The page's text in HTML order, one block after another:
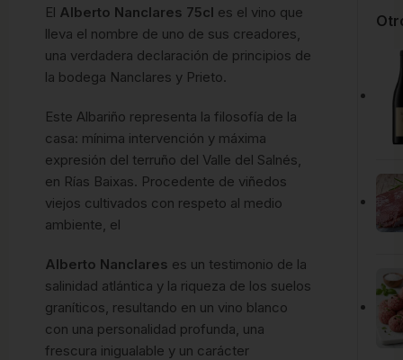
El Alberto Nanclares 75cl es el vino que
lleva el nombre de uno de sus creadores,
una verdadera declaración de principios de
la bodega Nanclares y Prieto.
Este Albariño representa la filosofía de la
casa: mínima intervención y máxima
expresión del terruño del Valle del Salnés,
en Rías Baixas. Procedente de viñedos
viejos cultivados con respeto al medio
ambiente, el
Alberto Nanclares es un testimonio de la
salinidad atlántica y la riqueza de los suelos
graníticos, resultando en un vino blanco
con una personalidad profunda, una
frescura inigualable y un carácter